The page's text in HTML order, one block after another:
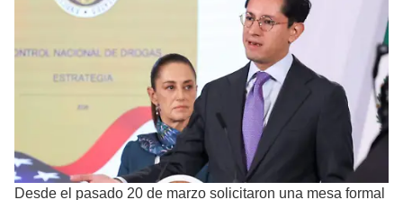
Desde el pasado 20 de marzo solicitaron una mesa formal